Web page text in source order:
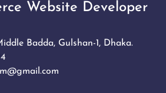
Website Developer
Badda, Gulshan-1, Dhaka.